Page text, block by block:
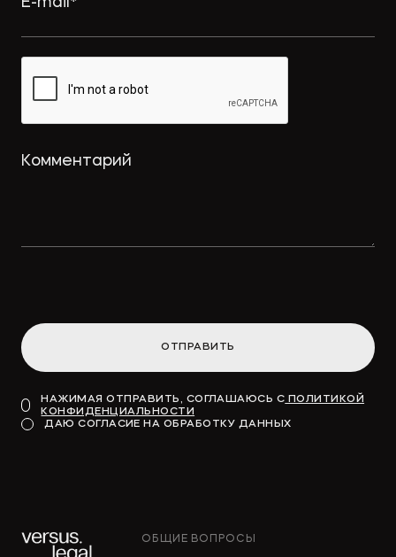
ОТПРАВИТЬ
НАЖИМАЯ ОТПРАВИТЬ, СОГЛАШАЮСЬ С ПОЛИТИКОЙ
КОНФИДЕНЦИАЛЬНОСТИ
ДАЮ СОГЛАСИЕ НА ОБРАБОТКУ ДАННЫХ
ОБЩИЕ ВОПРОСЫ